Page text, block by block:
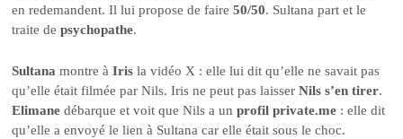
en redemandent. Il lui propose de faire50/50. Sultana part et le
traite depsychopathe.
Sultana montre àIris la vidéo X : elle lui dit qu’elle ne savait pas
qu’elle était filmée par Nils. Iris ne peut pas laisserNils s’en tirer.
Elimane débarque et voit que Nils a unprofil private.me : elle dit
qu’elle a envoyé le lien à Sultana car elle était sous le choc.